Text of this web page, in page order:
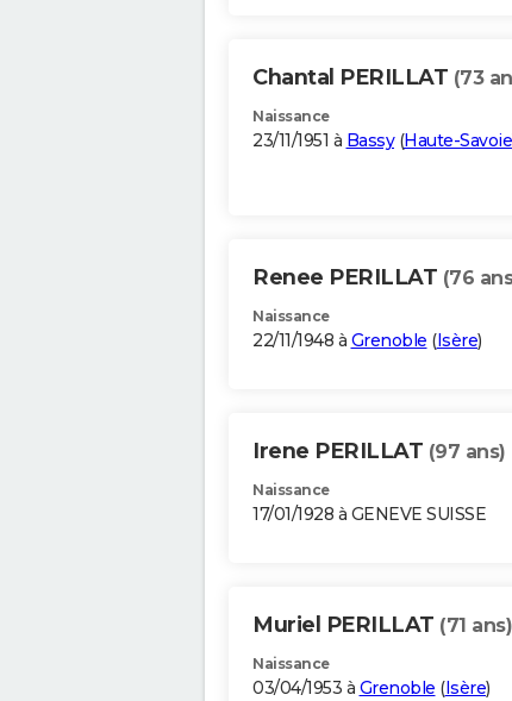
Chantal PERILLAT (73
Naissance
23/11/1951 à Bassy(Haute-Savoie
Renee PERILLAT (76
Naissance
22/11/1948 à Grenoble (Isère)
Irene PERILLAT (97 ans)
Naissance
17/01/1928 à GENEVE SUISSE
Muriel PERILLAT (71 ans)
Naissance
03/04/1953 à Grenoble (Isère)